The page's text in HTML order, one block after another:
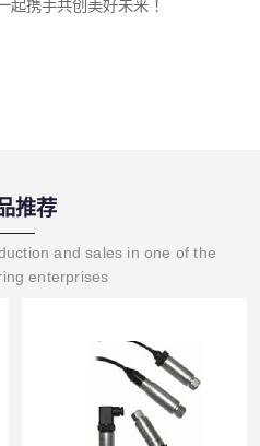
起携手共创美好未来 ！
推荐
and sales in one of the
enterprises